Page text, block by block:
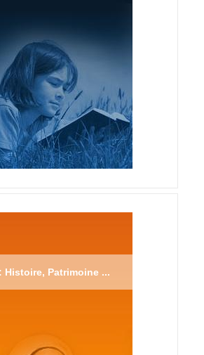
Histoire, Patrimoine ...